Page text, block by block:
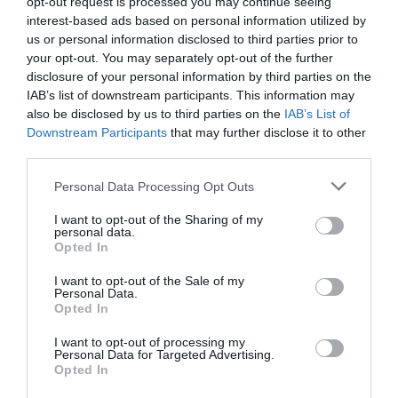
interest-based ads based on personal information utilized by
us or personal information disclosed to third parties prior to
your opt-out. You may separately opt-out of the further
disclosure of your personal information by third parties on the
IAB’s list of downstream participants. This information may
also be disclosed by us to third parties on the IAB’s List of
Downstream Participants that may further disclose it to other
Personal Data Processing Opt Outs
I want to opt-out of the Sharing of my
personal data.
Opted In
I want to opt-out of the Sale of my
Personal Data.
Opted In
I want to opt-out of processing my
Personal Data for Targeted Advertising.
Opted In
Πίσω, οτριθέσιος καναπέςτης διάταξης του open είναι
διθέσιος, καθώς στη µέση «δουλεύει» η λαγουδέρα. Οι
θέσεις καθήµενων για το πλήρωµα είναι δύο, πίσω, µια σε
αυτή του κυβερνήτη και ακόµη δύο ως τέσσερις στο
καπάκι του κινητήρα. Όσο για τις θέσεις «µάχης»
οπουδήποτε περιµετρικά.